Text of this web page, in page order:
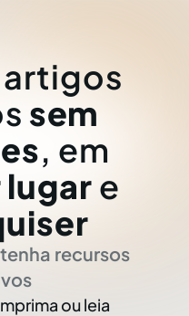
artigos
sem
, em
e
recursos
ou leia